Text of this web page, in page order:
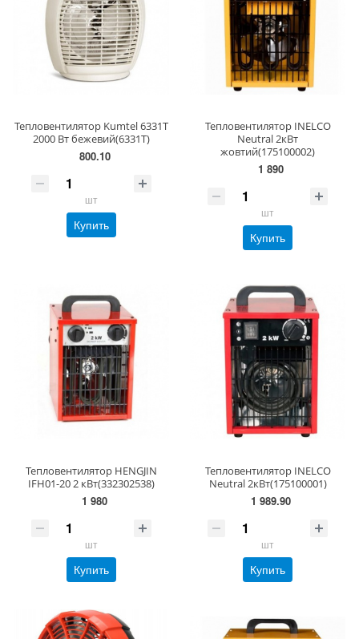
Тепловентилятор Kumtel 6331T
2000 Вт бежевий(6331T)
800.10
шт
Купить
Тепловентилятор INELCO
Neutral 2кВт
жовтий(175100002)
1 890
шт
Купить
Тепловентилятор HENGJIN
IFH01-20 2 кВт(332302538)
1 980
шт
Купить
Тепловентилятор INELCO
Neutral 2кВт(175100001)
1 989.90
шт
Купить